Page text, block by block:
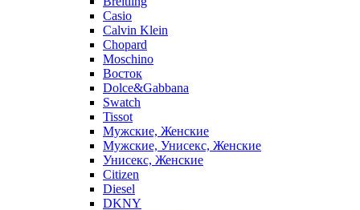
Casio
Calvin Klein
Chopard
Moschino
Восток
Dolce&Gabbana
Swatch
Tissot
Мужские, Женские
Мужские, Унисекс, Женские
Унисекс, Женские
Citizen
Diesel
DKNY